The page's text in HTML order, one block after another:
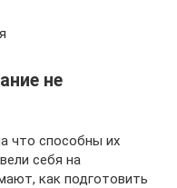
не
что способны их
себя на
как подготовить